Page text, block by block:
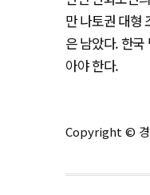
만 나토권 대형
은 남았다. 한
아야 한다.
Copyright © 경